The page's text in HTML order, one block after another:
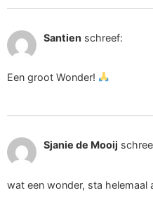
Santien schreef:
Een groot Wonder!
Sjanie de Mooij
wat een wonder, sta helemaal